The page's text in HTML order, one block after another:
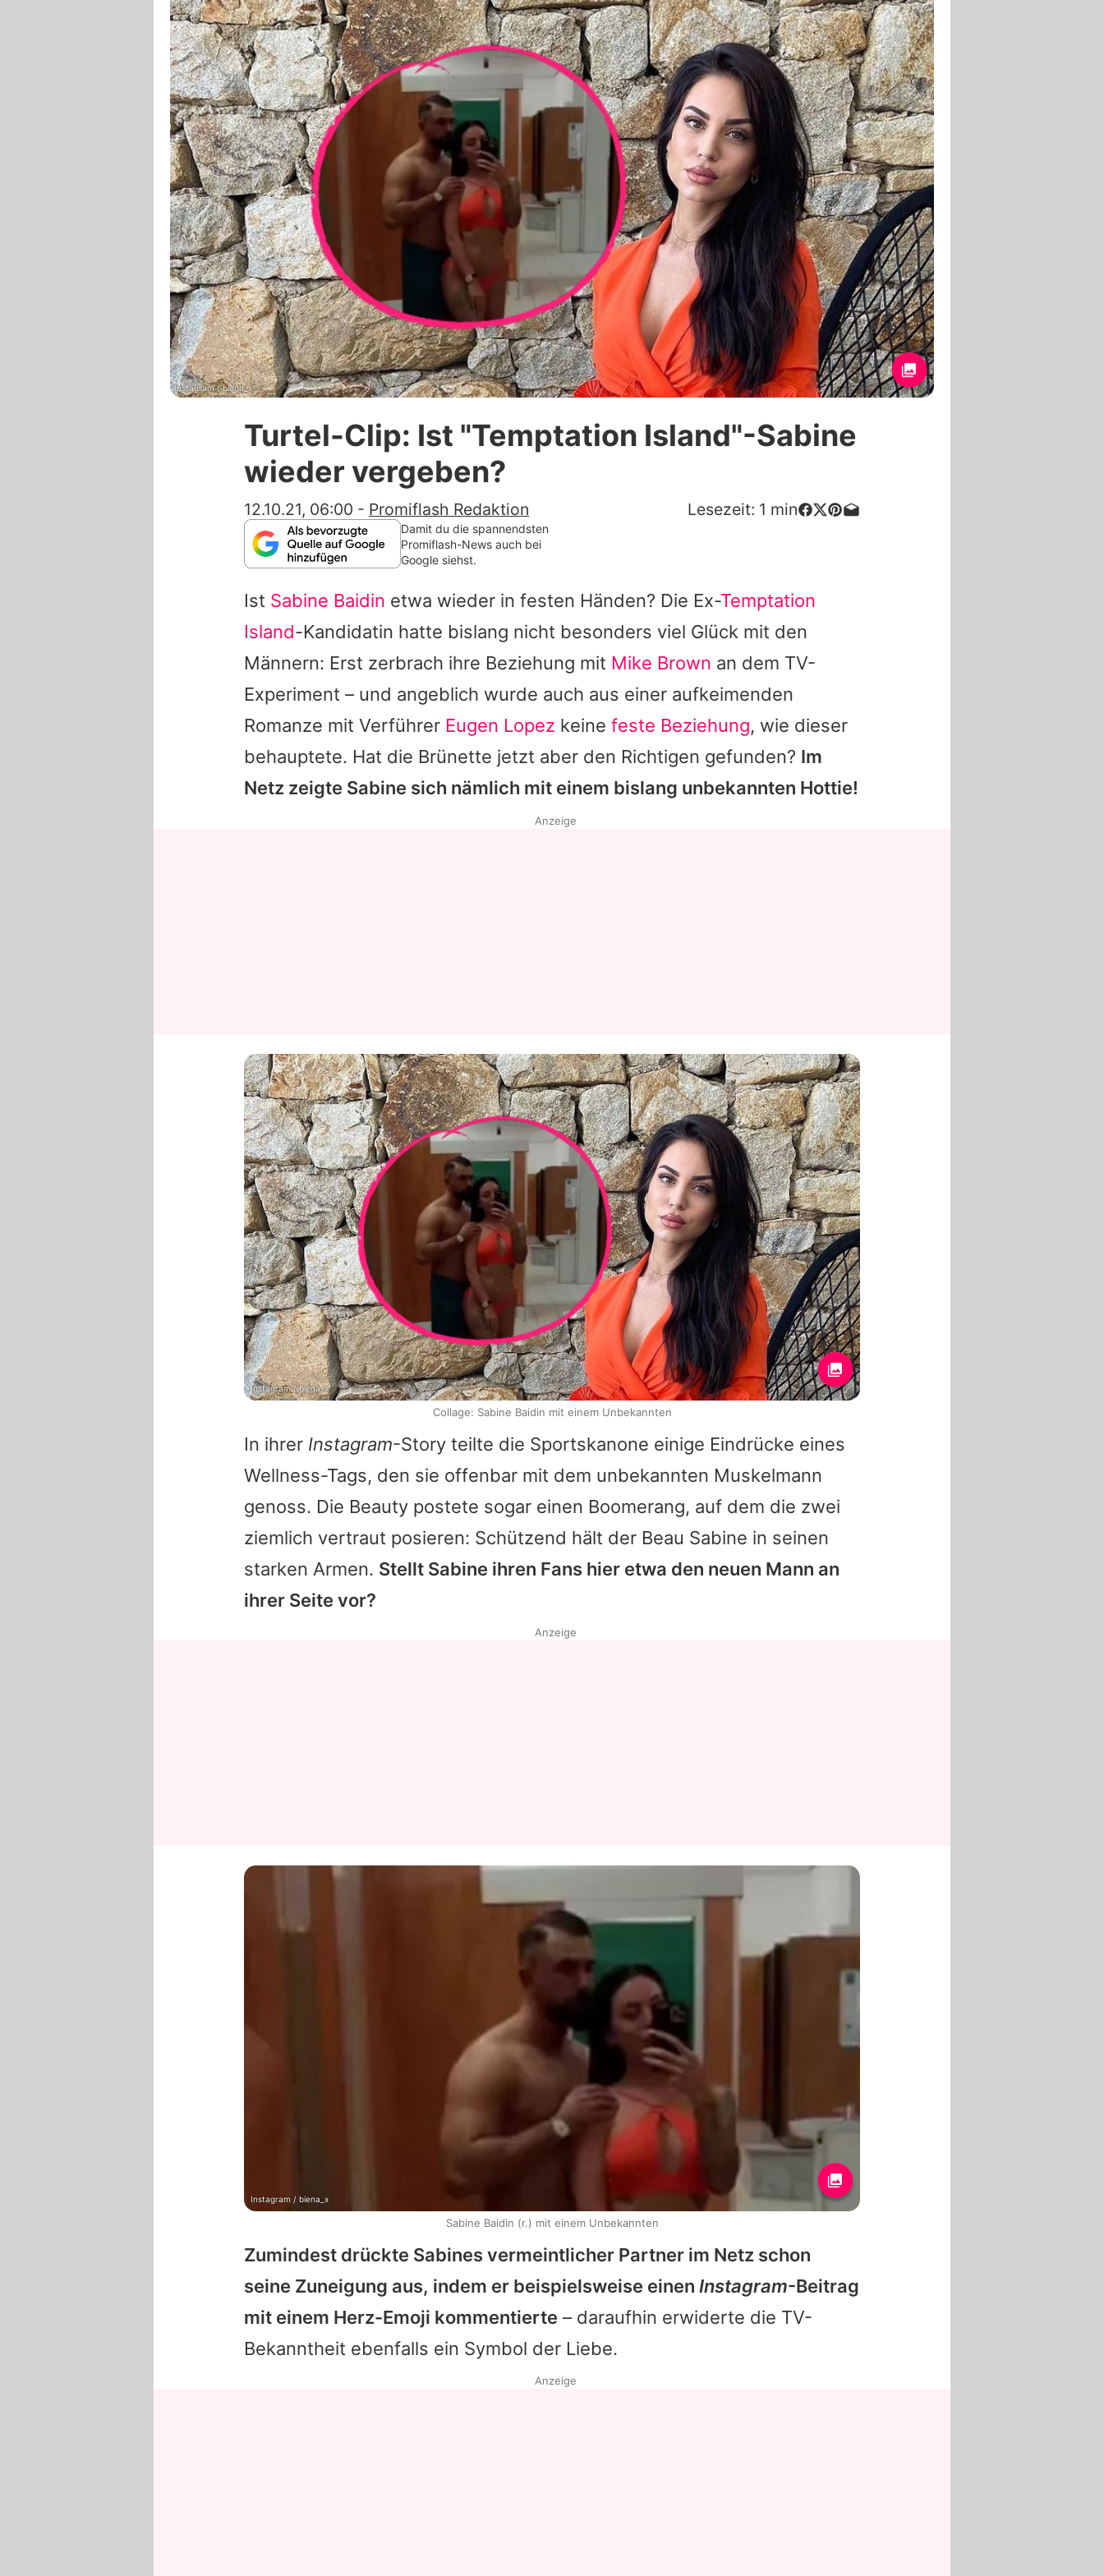
Filme & Serien
Lifestyle
Familie & Liebe
Promiflash Exklusiv
Alle Themen auf Promiflash
App runterladen
Team
Redaktionelle Richtlinien
Impressum
Datenschutzerklärung
Nutzungsbedingungen
Utiq verwalten
Instagram / biena_x
Turtel-Clip: Ist "Temptation Island"-Sabine
wieder vergeben?
12.10.21, 06:00 - Promiflash Redaktion Lesezeit: 1 min
Damit du die spannendsten
Promiflash-News auch bei
Google siehst.
Ist Sabine Baidin etwa wieder in festen Händen? Die Ex-Temptation
Island-Kandidatin hatte bislang nicht besonders viel Glück mit den
Männern: Erst zerbrach ihre Beziehung mit Mike Brown an dem TV-
Experiment – und angeblich wurde auch aus einer aufkeimenden
Romanze mit Verführer Eugen Lopez keine feste Beziehung, wie dieser
behauptete. Hat die Brünette jetzt aber den Richtigen gefunden? Im
Netz zeigte Sabine sich nämlich mit einem bislang unbekannten Hottie!
In ihrer Instagram-Story teilte die Sportskanone einige Eindrücke eines
Wellness-Tags, den sie offenbar mit dem unbekannten Muskelmann
genoss. Die Beauty postete sogar einen Boomerang, auf dem die zwei
ziemlich vertraut posieren: Schützend hält der Beau Sabine in seinen
starken Armen. Stellt Sabine ihren Fans hier etwa den neuen Mann an
ihrer Seite vor?
Zumindest drückte Sabinesvermeintlicher Partner im Netz schon
seine Zuneigung aus, indem er beispielsweise einen Instagram-Beitrag
mit einem Herz-Emoji kommentierte – daraufhin erwiderte die TV-
Bekanntheit ebenfalls ein Symbol der Liebe.
Anzeige
Instagram / biena_x
Collage: Sabine Baidin mit einem Unbekannten
Anzeige
Instagram / biena_x
Sabine Baidin (r.) mit einem Unbekannten
Anzeige